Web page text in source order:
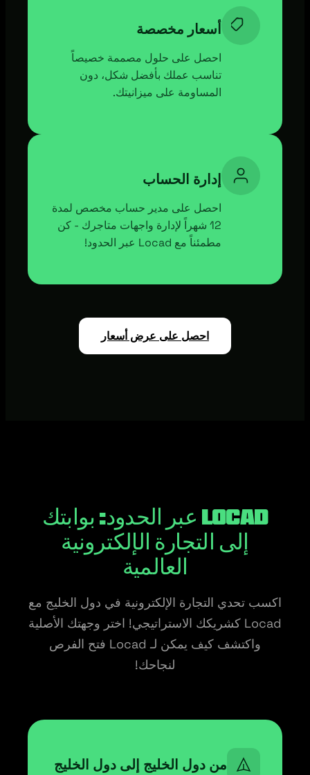
أسعار مخصصة
احصل على حلول مصممة خصيصاً
تناسب عملك بأفضل شكل، دون
المساومة على ميزانيتك.
إدارة الحساب
احصل على مدير حساب مخصص لمدة
12 شهراً لإدارة واجهات متاجرك - كن
مطمئناً مع Locad عبر الحدود!
احصل على عرض أسعار
Locad عبر الحدود: بوابتك
إلى التجارة الإلكترونية
العالمية
اكسب تحدي التجارة الإلكترونية في دول الخليج مع
Locad كشريكك الاستراتيجي! اختر وجهتك الأصلية
واكتشف كيف يمكن لـ Locad فتح الفرص
لنجاحك!
من دول الخليج إلى دول الخليج